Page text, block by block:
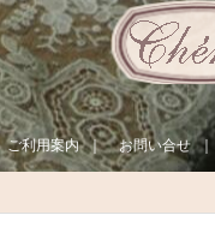
ご利用案内｜ お問い合せ｜